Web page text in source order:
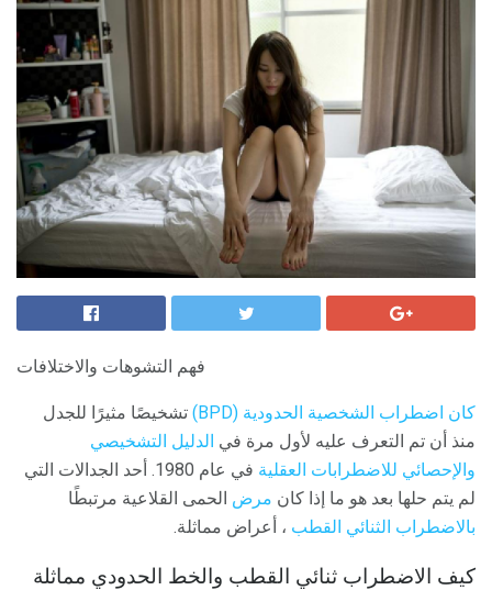
فهم التشوهات والاختلافات
كان اضطراب الشخصية الحدودية (BPD)
تشخيصًا مثيرًا للجدل
منذ أن تم التعرف عليه لأول مرة في الدليل التشخيصي
والإحصائي للاضطرابات العقلية
في عام 1980. أحد الجدالات التي
لم يتم حلها بعد هو ما إذا كان مرض الحمى القلاعية مرتبطًا
بالاضطراب الثنائي القطب ، أعراض مماثلة.
كيف الاضطراب ثنائي القطب والخط الحدودي مماثلة